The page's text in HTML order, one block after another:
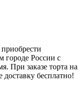
городе России с
При заказе торта на
бесплатно!